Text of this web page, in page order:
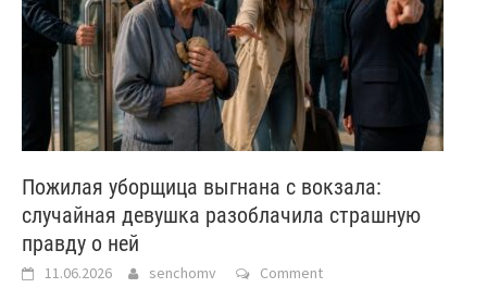
Пожилая уборщица выгнана с вокзала:
случайная девушка разоблачила страшную
правду о ней
11.06.2026 senchomv Comment